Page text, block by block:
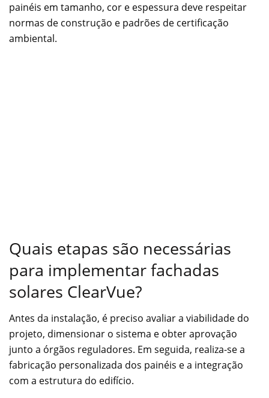
painéis em tamanho, cor e espessura deve respeitar
normas de construção e padrões de certificação
ambiental.
Quais etapas são necessárias
para implementar fachadas
solares ClearVue?
Antes da instalação, é preciso avaliar a viabilidade do
projeto, dimensionar o sistema e obter aprovação
junto a órgãos reguladores. Em seguida, realiza-se a
fabricação personalizada dos painéis e a integração
com a estrutura do edifício.